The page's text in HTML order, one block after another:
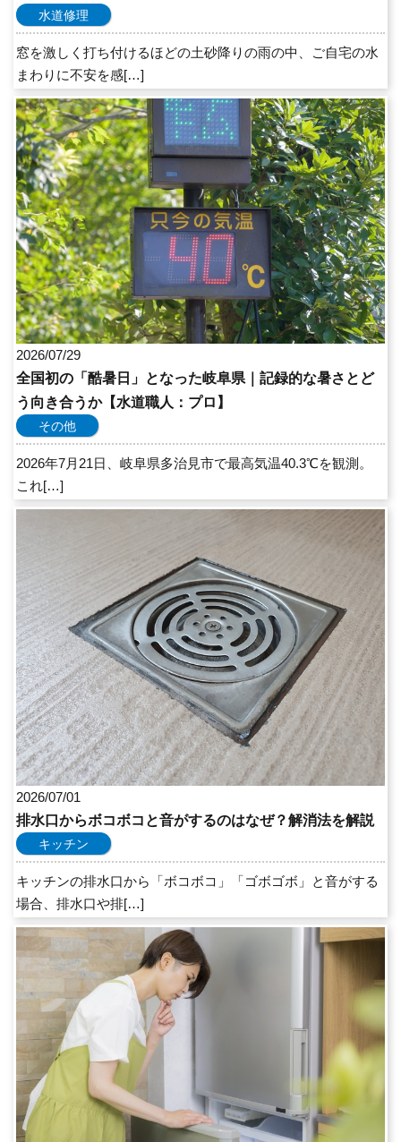
水道修理
窓を激しく打ち付けるほどの土砂降りの雨の中、ご自宅の水
まわりに不安を感[…]
2026/07/29
全国初の「酷暑日」となった岐阜県｜記録的な暑さとど
う向き合うか【水道職人：プロ】
その他
2026年7月21日、岐阜県多治見市で最高気温40.3℃を観測。
これ[…]
2026/07/01
排水口からボコボコと音がするのはなぜ？解消法を解説
キッチン
キッチンの排水口から「ボコボコ」「ゴボゴボ」と音がする
場合、排水口や排[…]